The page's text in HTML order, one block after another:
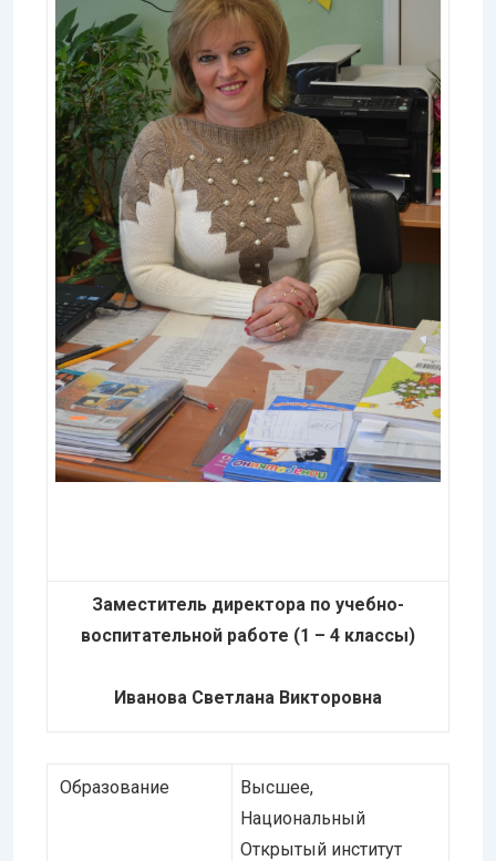
Заместитель директора по учебно-
воспитательной работе (1 – 4 классы)
Иванова Светлана Викторовна
Образование
Высшее,
Национальный
Открытый институт